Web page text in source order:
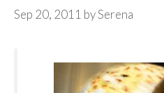
Sep 20, 2011 bySerena